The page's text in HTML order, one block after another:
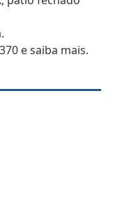
e saiba mais.